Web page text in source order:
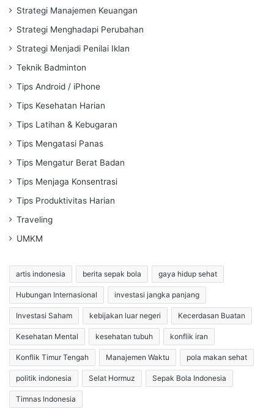
Strategi Manajemen Keuangan
Strategi Menghadapi Perubahan
Strategi Menjadi Penilai Iklan
Teknik Badminton
Tips Android / iPhone
Tips Kesehatan Harian
Tips Latihan & Kebugaran
Tips Mengatasi Panas
Tips Mengatur Berat Badan
Tips Menjaga Konsentrasi
Tips Produktivitas Harian
Traveling
UMKM
artis indonesia berita sepak bola gaya hidup sehat
Hubungan Internasional investasi jangka panjang
Investasi Saham kebijakan luar negeri Kecerdasan Buatan
Kesehatan Mental kesehatan tubuh konflik iran
Konflik Timur Tengah Manajemen Waktu pola makan sehat
politik indonesia Selat Hormuz Sepak Bola Indonesia
Timnas Indonesia